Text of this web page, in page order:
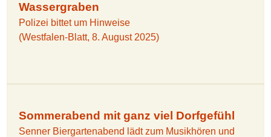
Wassergraben
Polizei bittet um Hinweise
(Westfalen-Blatt, 8. August 2025)
Sommerabend mit ganz viel Dorfgefühl
Senner Biergartenabend lädt zum Musikhören und